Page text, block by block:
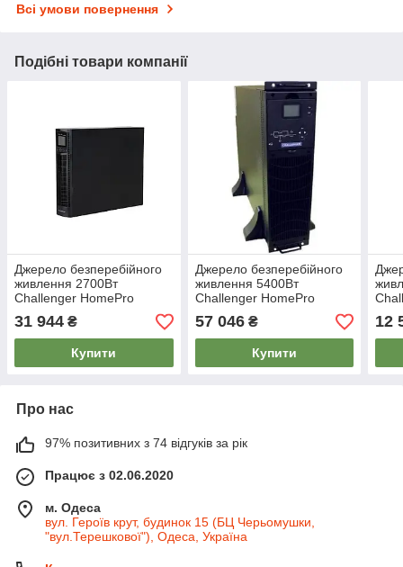
Всі умови повернення
Подібні товари компанії
Джерело безперебійного
живлення 2700Вт
Challenger HomePro
RT3000-S 72V
31 944 ₴
Купити
Джерело безперебійного
живлення 5400Вт
Challenger HomePro
6000RT31 192/216/240V
57 046₴
Купити
12
Про нас
97% позитивних з 74 відгуків за рік
Працює з 02.06.2020
м. Одеса
вул. Героїв крут, будинок 15 (БЦ Черьомушки,
"вул.Терешкової"), Одеса, Україна